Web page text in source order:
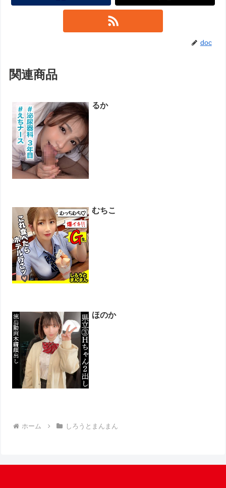
doc
関連商品
るか
むちこ
ほのか
ホーム しろうとまんまん